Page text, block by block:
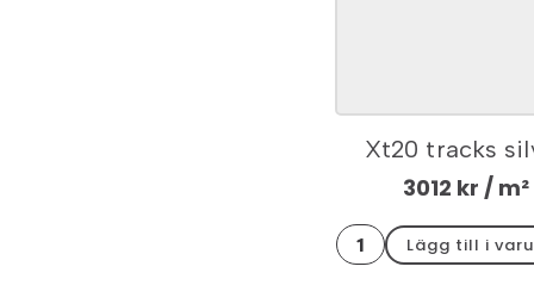
Xt20 tracks
hörnkit
3012 kr / m²
Xt20
tracks
silver
Lägg till i